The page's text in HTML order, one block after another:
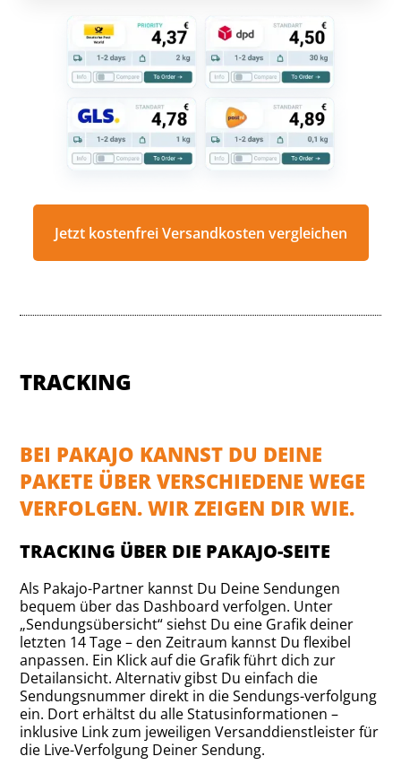
Jetzt kostenfrei Versandkosten vergleichen
TRACKING
BEI PAKAJO KANNST DU DEINE
PAKETE ÜBER VERSCHIEDENE WEGE
VERFOLGEN. WIR ZEIGEN DIR WIE.
TRACKING ÜBER DIE PAKAJO-SEITE
Als Pakajo-Partner kannst Du Deine Sendungen
bequem über das Dashboard verfolgen. Unter
„Sendungsübersicht“ siehst Du eine Grafik deiner
letzten 14 Tage – den Zeitraum kannst Du flexibel
anpassen. Ein Klick auf die Grafik führt dich zur
Detailansicht. Alternativ gibst Du einfach die
Sendungsnummer direkt in die Sendungs-verfolgung
ein. Dort erhältst du alle Statusinformationen –
inklusive Link zum jeweiligen Versanddienstleister für
die Live-Verfolgung Deiner Sendung.